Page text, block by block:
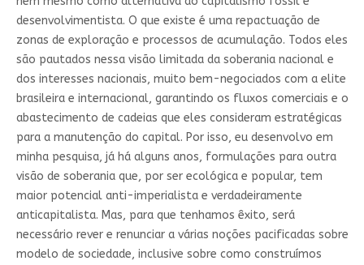
desenvolvimentista. O que existe é uma repactuação de
zonas de exploração e processos de acumulação. Todos eles
são pautados nessa visão limitada da soberania nacional e
dos interesses nacionais, muito bem-negociados com a elite
brasileira e internacional, garantindo os fluxos comerciais e o
abastecimento de cadeias que eles consideram estratégicas
para a manutenção do capital. Por isso, eu desenvolvo em
minha pesquisa, já há alguns anos, formulações para outra
visão de soberania que, por ser ecológica e popular, tem
maior potencial anti-imperialista e verdadeiramente
anticapitalista. Mas, para que tenhamos êxito, será
necessário rever e renunciar a várias noções pacificadas sobre
modelo de sociedade, inclusive sobre como construímos